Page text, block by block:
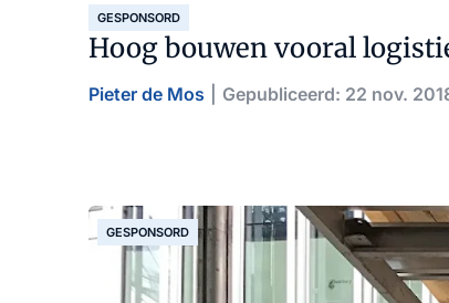
GESPONSORD
Hoog bouwen vooral
Pieter de Mos Gepubliceerd: 22 nov.
GESPONSORD